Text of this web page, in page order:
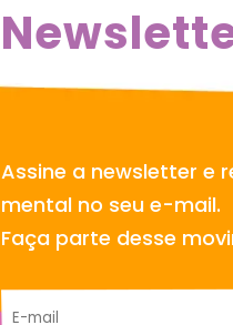
Assine a newsletter e
mental no seu e-mail.
Faça parte desse